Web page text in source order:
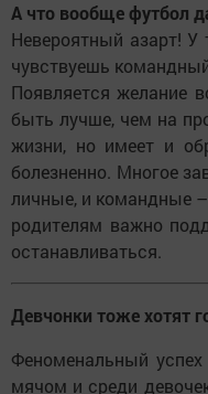
А что вообще футбол
Невероятный азарт!
чувствуешь
Появляется желание
быть лучше, чем на
жизни, но имеет и
болезненно. Многое
личные, и командные
родителям важно
останавливаться.
Девчонки тоже хотят
Феноменальный
мячом и среди